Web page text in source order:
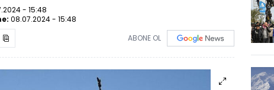
- 15:48
08.07.2024 - 15:48
ABONE OL